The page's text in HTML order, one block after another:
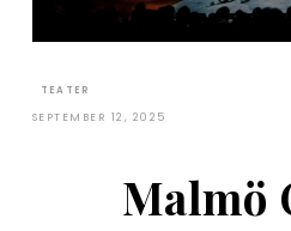
TEATER
SEPTEMBER 12, 2025
Malmö